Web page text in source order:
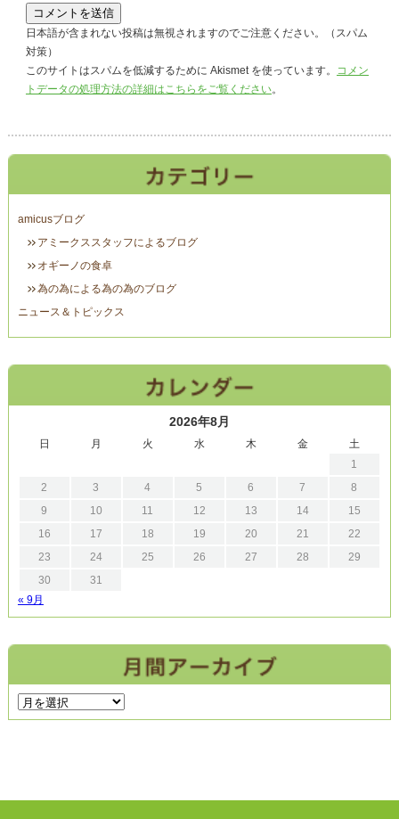
日本語が含まれない投稿は無視されますのでご注意ください。（スパム
対策）
このサイトはスパムを低減するために Akismet を使っています。 コメン
トデータの処理方法の詳細はこちらをご覧ください。
amicusブログ
アミークススタッフによるブログ
オギーノの食卓
為の為による為の為のブログ
ニュース＆トピックス
2026年8月
日 月 火 水 木 金
土
1
2
3 4 5 6 7
8
9
10 11 12 13 14
15
16
17 18 19 20 21
22
23
24 25 26 27 28
29
30
31
« 9月